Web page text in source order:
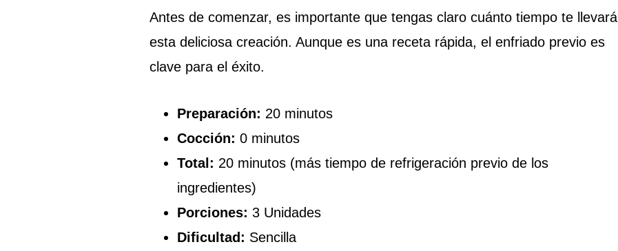
Antes de comenzar, es importante que tengas claro cuánto tiempo te llevará
esta deliciosa creación. Aunque es una receta rápida, el enfriado previo es
clave para el éxito.
Preparación: 20 minutos
Cocción: 0 minutos
Total: 20 minutos (más tiempo de refrigeración previo de los
ingredientes)
Porciones: 3 Unidades
Dificultad: Sencilla